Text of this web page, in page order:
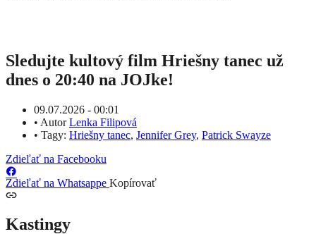
Sledujte kultový film Hriešny tanec už
dnes o 20:40 na JOJke!
09.07.2026 - 00:01
• AutorLenka Filipová
• Tagy: Hriešny tanec, Jennifer Grey, Patrick Swayze
Zdieľať na Facebooku
Zdieľať na Whatsappe Kopírovať
Kastingy